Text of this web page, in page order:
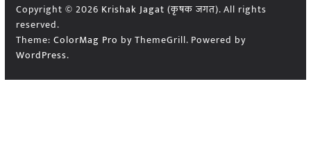
Copyright © 2026 Krishak Jagat (कृषक जगत). All rights
reserved.
Theme: ColorMag Pro by ThemeGrill. Powered by
WordPress.